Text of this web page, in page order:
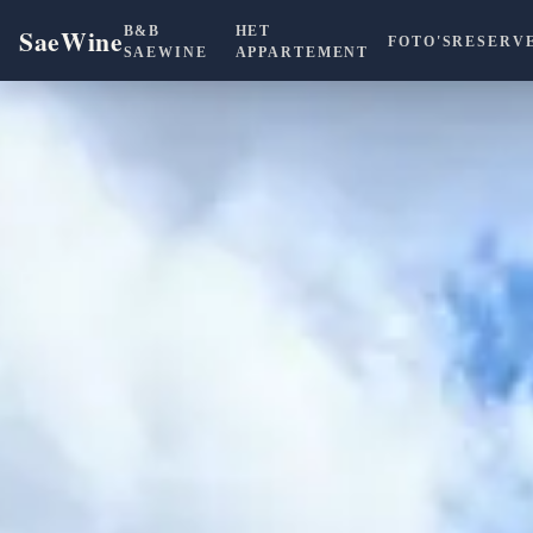
SaeWineB&B
SAEWINE
HET
APPARTEMENT
FOTO'S